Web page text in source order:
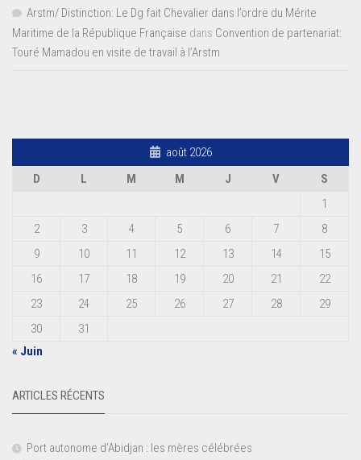
Arstm/ Distinction: Le Dg fait Chevalier dans l’ordre du Mérite
Maritime de la République Française dans Convention de partenariat:
Touré Mamadou en visite de travail à l’Arstm
août 2026
D
L M M J V
S
1
2
3 4 5 6 7
8
9
10 11 12 13 14
15
16
17 18 19 20 21
22
23
24 25 26 27 28
29
30
31
« Juin
ARTICLES RÉCENTS
Port autonome d’Abidjan : les mères célébrées